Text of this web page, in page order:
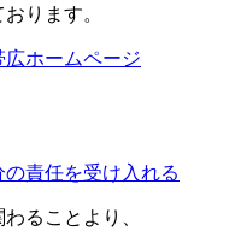
ります。
ホームページ
責任を受け入れる
ることより、